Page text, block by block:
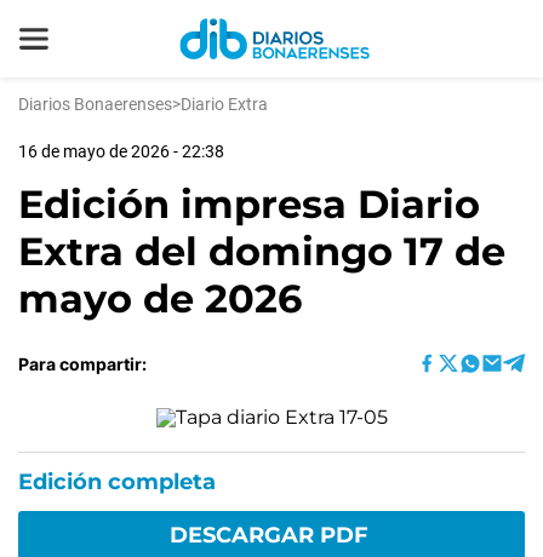
Diarios Bonaerenses>Diario Extra
16 de mayo de 2026 - 22:38
Edición impresa Diario
Extra del domingo 17 de
mayo de 2026
Para compartir:
Edición completa
DESCARGAR PDF